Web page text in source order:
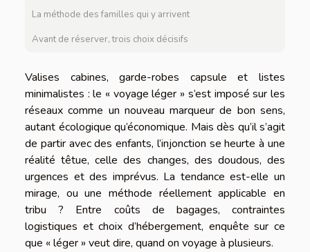
La méthode des familles qui y arrivent
Avant de réserver, trois choix décisifs
Valises cabines, garde-robes capsule et listes
minimalistes : le « voyage léger » s’est imposé sur les
réseaux comme un nouveau marqueur de bon sens,
autant écologique qu’économique. Mais dès qu’il s’agit
de partir avec des enfants, l’injonction se heurte à une
réalité têtue, celle des changes, des doudous, des
urgences et des imprévus. La tendance est-elle un
mirage, ou une méthode réellement applicable en
tribu ? Entre coûts de bagages, contraintes
logistiques et choix d’hébergement, enquête sur ce
que « léger » veut dire, quand on voyage à plusieurs.